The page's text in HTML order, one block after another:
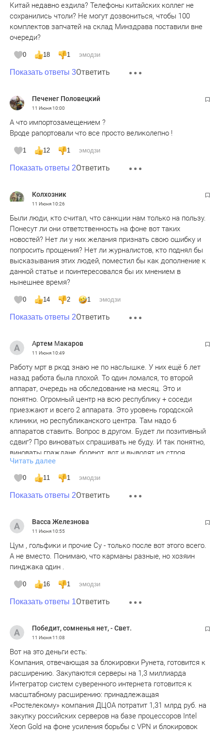
Китай недавно ездила? Телефоны китайских коллег не
сохранились чтоли? Не могут дозвониться, чтобы 100
комплектов запчатей на склад Минздрава поставили вне
очереди?
0 18 1 эмодзи
Показать ответы 3Ответить
Печенег Половецкий
11 Июня10:00
А что импортозамещением ?
Вроде рапортовали что все просто великолепно !
1 12 1 эмодзи
Показать ответы 2Ответить
Колхозник
11 Июня10:26
Были люди, кто считал, что санкции нам только на пользу.
Понесут ли они ответственность на фоне вот таких
новостей? Нет ли у них желания признать свою ошибку и
попросить прощения? Нет ли журналистов, кто поднял бы
высказывания этих людей, поместил бы как дополнение к
данной статье и поинтересовался бы их мнением в
нынешнее время?
0 14 2 1 эмодзи
Показать ответы 2Ответить
Αртем Μакаров
11 Июня10:49
Работу мрт в ркод знаю не по наслышке. У них ещё 6 лет
назад работа была плохой. То один ломался, то второй
аппарат, очередь на обследование на месяц. Это и
понятно. Огромный центр на всю республику + соседи
приезжают и всего 2 аппарата. Это уровень городской
клиники, но республиканского центра. Там надо 6
аппаратов ставить. Вопрос в другом. Будет ли позитивный
сдвиг? Про виноватых спрашивать не буду. И так понятно,
виноваты граждане, болеют, вот и выводят из строя
аппараты. Только вот удащливые забыли, что перед этим
заболеванием никто не защищен и деньги часто
бесполезны. Вот если ранняя диагностика поможет, тогда
да... Но это мрт рабочим должен быть.
Читать далее
0 11 1 эмодзи
Показать ответы 2Ответить
Васса Железнова
11 Июня10:55
Цум , гольфики и прочие Су - только после вот этого всего.
А не вместо. Понимаю, что карманы разные, но хозяин
пинджака один .
0 16 1 эмодзи
Показать ответы 1Ответить
Победит, сомненья нет, - Свет.
11 Июня11:08
Вот на это деньги есть:
Компания, отвечающая за блокировки Рунета, готовится к
расширению. Закупаются серверы на 1,3 миллиарда
Интегратор систем суверенного интернета готовится к
масштабному расширению: принадлежащая
«Ростелекому» компания ДЦОА потратит 1,31 млрд руб. на
закупку российских серверов на базе процессоров Intel
Xeon Gold на фоне усиления борьбы с VPN и блокировок